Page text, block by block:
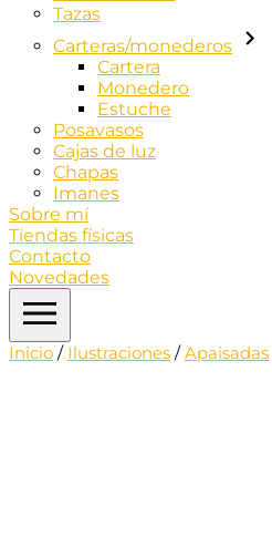
Tazas
Carteras/monederos
Cartera
Monedero
Estuche
Posavasos
Cajas de luz
Chapas
Imanes
Sobre mí
Tiendas físicas
Contacto
Novedades
Inicio / Ilustraciones /Apaisadas